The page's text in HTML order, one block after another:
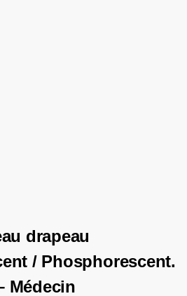
drapeau
/ Phosphorescent.
Médecin